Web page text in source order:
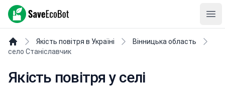
SaveEcoBot
Якість повітря в Україні
Вінницька область
село Станіславчик
Якість повітря у селі